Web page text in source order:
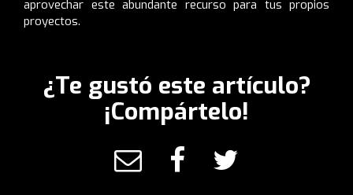
aprovechar este abundante recurso para tus propios
proyectos.
¿Te gustó este artículo?
¡Compártelo!